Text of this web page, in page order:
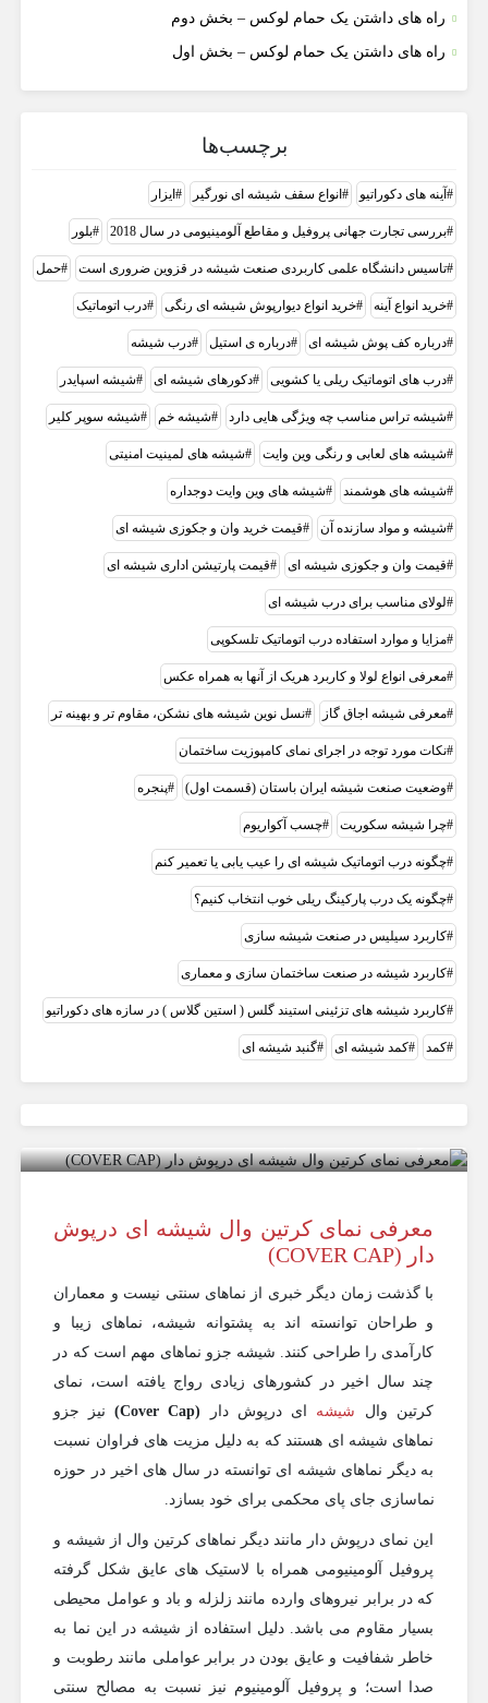
راه های داشتن یک حمام لوکس – بخش دوم
راه های داشتن یک حمام لوکس – بخش اول
برچسب‌ها
آینه های دکوراتیو انواع سقف شیشه ای نورگیر ایزار
بررسی تجارت جهانی پروفیل و مقاطع آلومینیومی در سال 2018 بلور
تاسیس دانشگاه علمی کاربردی صنعت شیشه در قزوین ضروری است حمل
خرید انواع آینه خرید انواع دیوارپوش شیشه ای رنگی درب اتوماتیک
درباره کف پوش شیشه ای درباره ی استیل درب شیشه
درب های اتوماتیک ریلی یا کشویی دکورهای شیشه ای شيشه اسپايدر
شیشه تراس مناسب چه ویژگی هایی دارد شیشه خم شیشه سوپر کلیر
شیشه های لعابی و رنگی وین وایت شیشه های لمینیت امنیتی
شیشه های هوشمند شیشه های وین وایت دوجداره
شیشه و مواد سازنده آن قیمت خرید وان و جکوزی شیشه ای
قیمت وان و جکوزی شیشه ای قیمت پارتیشن اداری شیشه ای
لولای مناسب برای درب شیشه ای
مزایا و موارد استفاده درب اتوماتیک تلسکوپی
معرفی انواع لولا و کاربرد هریک از آنها به همراه عکس
معرفی شیشه اجاق گاز نسل نوین شیشه های نشکن، مقاوم تر و بهینه تر
نکات مورد توجه در اجرای نمای کامپوزیت ساختمان
وضعیت صنعت شیشه ایران باستان (قسمت اول) پنجره
چرا شیشه سکوریت چسب آکواریوم
چگونه درب اتوماتیک شیشه ای را عیب یابی یا تعمیر کنم
چگونه یک درب پارکینگ ریلی خوب انتخاب کنیم؟
کاربرد سیلیس در صنعت شيشه سازی
کاربرد شیشه در صنعت ساختمان سازی و معماری
کاربرد شیشه های تزئینی استیند گلس ( استین گلاس ) در سازه های دکوراتیو
کمد کمد شیشه ای گنبد شیشه ای
معرفی نمای کرتین وال شیشه ای درپوش
دار (COVER CAP)
با گذشت زمان دیگر خبری از نماهای سنتی نیست و معماران
و طراحان توانسته اند به پشتوانه شیشه، نماهای زیبا و
کارآمدی را طراحی کنند. شیشه جزو نماهای مهم است که در
چند سال اخیر در کشورهای زیادی رواج یافته است، نمای
کرتین وال شیشهای درپوش دار Cover Cap
)نیز جزو
نماهای شیشه ای هستند که به دلیل مزیت های فراوان نسبت
به دیگر نماهای شیشه ای توانسته در سال های اخیر در حوزه
نماسازی جای پای محکمی برای خود بسازد.
این نمای درپوش دار مانند دیگر نماهای کرتین وال از شیشه و
پروفیل آلومینیومی همراه با لاستیک های عایق شکل گرفته
که در برابر نیروهای وارده مانند زلزله و باد و عوامل محیطی
بسیار مقاوم می باشد. دلیل استفاده از شیشه در این نما به
خاطر شفافیت و عایق بودن در برابر عواملی مانند رطوبت و
صدا است؛ و پروفیل آلومینیوم نیز نسبت به مصالح سنتی